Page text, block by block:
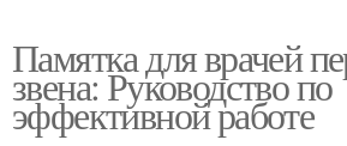
Памятка для врачей
звена: Руководство по
эффективной работе